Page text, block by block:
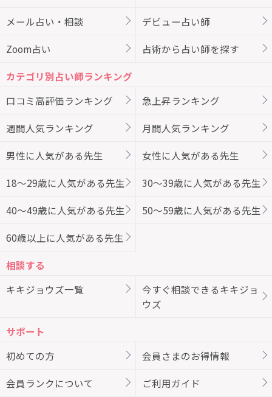
メール占い・相談 デビュー占い師
Zoom占い 占術から占い師を探す
カテゴリ別占い師ランキング
口コミ高評価ランキング
急上昇ランキング
週間人気ランキング 月間人気ランキング
男性に人気がある先生 女性に人気がある先生
18～29歳に人気がある先生 30～39歳に人気がある先生
40～49歳に人気がある先生 50～59歳に人気がある先生
60歳以上に人気がある先生
相談する
キキジョウズ一覧
今すぐ相談できるキキジョ
ウズ
サポート
初めての方
会員さまのお得情報
会員ランクについて ご利用ガイド